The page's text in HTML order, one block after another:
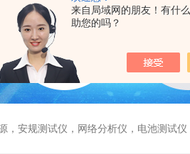
来自局域网的朋友！有什
助您的吗？
试仪，网络分析仪，电池测试仪，电阻测试仪